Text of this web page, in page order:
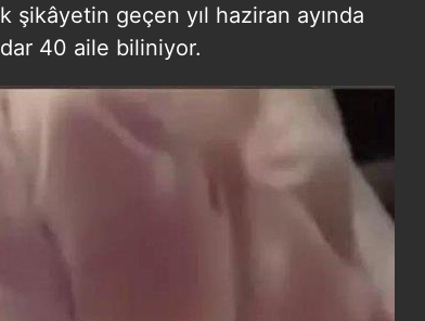
şikâyetin geçen yıl haziran ayında
40 aile biliniyor.